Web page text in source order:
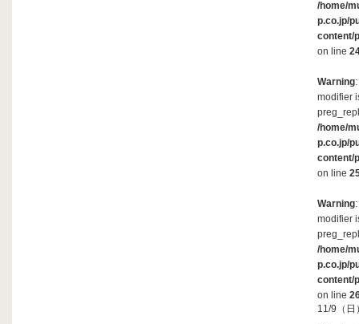
/home/
p.co.jp/
content/
on line
Warning
modifier
/home/
p.co.jp/
content/
on line
Warning
modifier
/home/
p.co.jp/
content/
on line
11/9（日